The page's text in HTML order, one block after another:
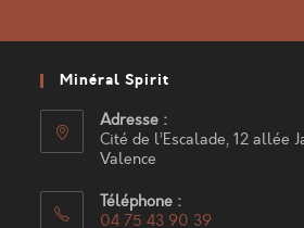
Minéral Spirit
Adresse :
Cité de l’Escalade, 12 allée
Valence
Téléphone :
04 75 43 90 39